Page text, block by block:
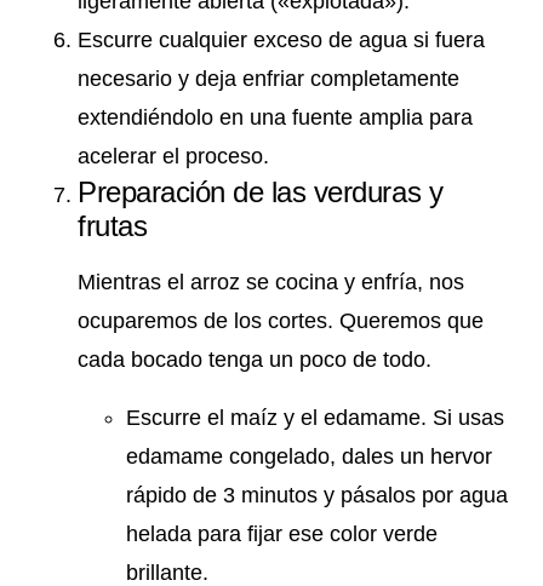
Escurre cualquier exceso de agua si fuera
necesario y deja enfriar completamente
extendiéndolo en una fuente amplia para
acelerar el proceso.
Preparación de las verduras y
frutas
Mientras el arroz se cocina y enfría, nos
ocuparemos de los cortes. Queremos que
cada bocado tenga un poco de todo.
Escurre el maíz y el edamame. Si usas
edamame congelado, dales un hervor
rápido de 3 minutos y pásalos por agua
helada para fijar ese color verde
brillante.